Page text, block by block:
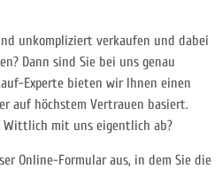
unkompliziert verkaufen und dabei
Dann sind Sie bei uns genau
Experte bieten wir Ihnen einen
auf höchstem Vertrauen basiert.
Wittlich mit uns eigentlich ab?
Online-Formular aus, in dem Sie die